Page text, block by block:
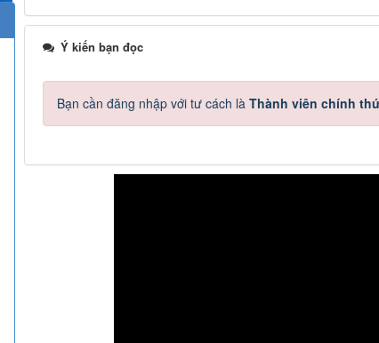
Ý kiến bạn đọc
Bạn cần đăng nhập với tư cách là Thành viên chính